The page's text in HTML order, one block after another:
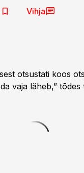
Vihja
otsustati koos
vaja läheb,”